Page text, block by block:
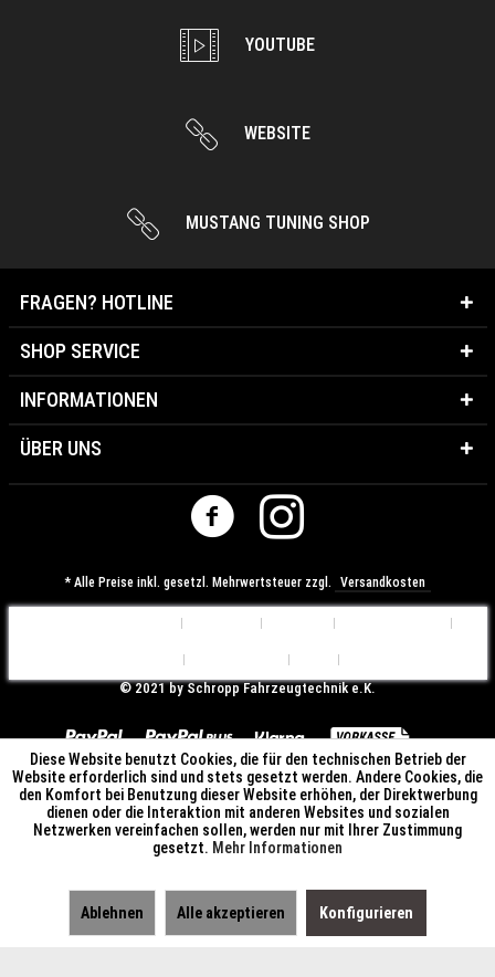
YOUTUBE
WEBSITE
MUSTANG TUNING SHOP
FRAGEN? HOTLINE
SHOP SERVICE
INFORMATIONEN
ÜBER UNS
* Alle Preise inkl. gesetzl. Mehrwertsteuer zzgl. Versandkosten
© ​2021 by Schropp Fahrzeugtechnik e.K.
Diese Website benutzt Cookies, die für den technischen Betrieb der
Website erforderlich sind und stets gesetzt werden. Andere Cookies, die
den Komfort bei Benutzung dieser Website erhöhen, der Direktwerbung
dienen oder die Interaktion mit anderen Websites und sozialen
Netzwerken vereinfachen sollen, werden nur mit Ihrer Zustimmung
gesetzt. Mehr Informationen
Ablehnen Alle akzeptieren Konfigurieren